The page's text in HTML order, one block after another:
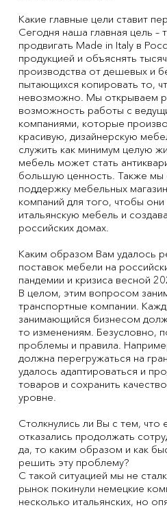
Какие главные цели ставит
Сегодня наша главная цель –
продвигать Made in Italy в
продукцией и объяснять
производства от дешевых и
пытающихся копировать то,
невозможно. Мы открываем
возможность работы с
компаниями, которые
красивую, дизайнерскую
служить как минимум целую
мебель может стать
большую ценность. Также мы
поддержку мебельных
компаний для того, чтобы
итальянскую мебель и
российских домах.
Каким образом Вам удалось
поставок мебели на
пандемии и кризиса весной
В целом, этим вопросом
транспортные компании.
занимающийся бизнесом
то изменениям. Безусловно,
проблемы и правила.
должна перегружаться на
удалось адаптироваться и
товаров и сохранить
уровне.
Столкнулись ли Вы с тем, что
отказались продолжать
да, то каким образом и как
решить эту проблему?
С такой ситуацией мы не
рынок покинули немецкие
несколько итальянских, но